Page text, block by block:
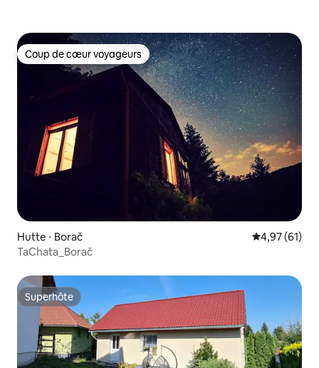
Coup de cœur voyageurs
Coup de cœur voyageurs
Hutte ⋅ Borač Évaluation
4,97 (61)
TaChata_Borač
Superhôte
Superhôte